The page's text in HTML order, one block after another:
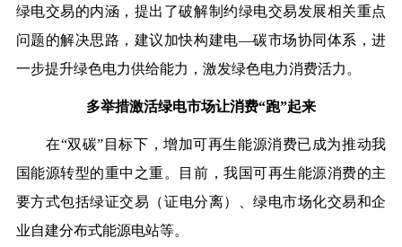
绿电交易的内涵，提出了破解制约绿电交易发展相关重点
问题的解决思路，建议加快构建电—碳市场协同体系，进
一步提升绿色电力供给能力，激发绿色电力消费活力。
多举措激活绿电市场让消费“跑”起来
在“双碳”目标下，增加可再生能源消费已成为推动我
国能源转型的重中之重。目前，我国可再生能源消费的主
要方式包括绿证交易（证电分离）、绿电市场化交易和企
业自建分布式能源电站等。